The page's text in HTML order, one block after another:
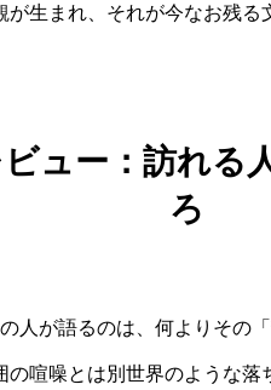
生まれ、それが今なお残る
ュー：訪れる
ろ
人が語るのは、何よりその
喧噪とは別世界のような落